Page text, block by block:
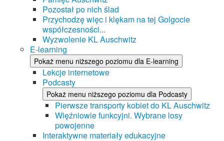
Pozostał po nich ślad
Przychodzę więc i klękam na tej Golgocie
współczesności...
Wyzwolenie KL Auschwitz
E-learning
Pokaż menu niższego poziomu dla E-learning
Lekcje internetowe
Podcasty
Pokaż menu niższego poziomu dla Podcasty
Pierwsze transporty kobiet do KL Auschwitz
Więźniowie funkcyjni. Wybrane losy
powojenne
Interaktywne materiały edukacyjne